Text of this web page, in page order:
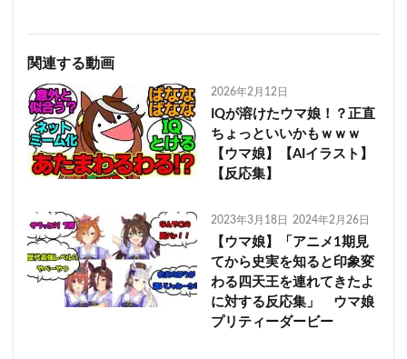
関連する動画
2026年2月12日
IQが溶けたウマ娘！？正直
ちょっといいかもｗｗｗ
【ウマ娘】【AIイラスト】
【反応集】
2023年3月18日 2024年2月26日
【ウマ娘】「アニメ1期見
てから史実を知ると印象変
わる四天王を連れてきたよ
に対する反応集」 ウマ娘
プリティーダービー